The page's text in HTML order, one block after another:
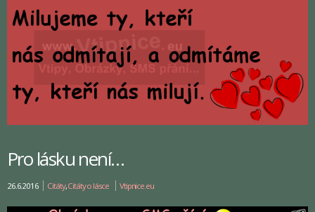
Pro lásku není…
26.6.2016 Citáty,Citáty o lásce Vtipnice.eu